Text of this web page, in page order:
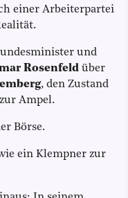
einer Arbeiterpartei
und
Rosenfeld über
, den Zustand
Ampel.
Börse.
ein Klempner zur